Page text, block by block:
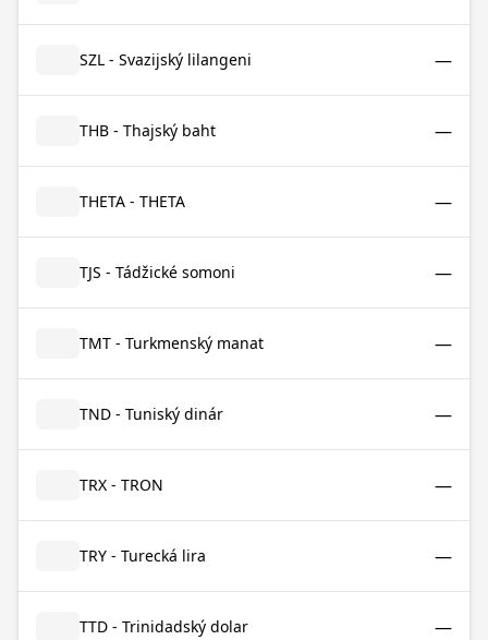
SZL - Svazijský lilangeni —
THB - Thajský baht —
THETA - THETA —
TJS - Tádžické somoni —
TMT - Turkmenský manat —
TND - Tuniský dinár —
TRX - TRON —
TRY - Turecká lira —
TTD - Trinidadský dolar —